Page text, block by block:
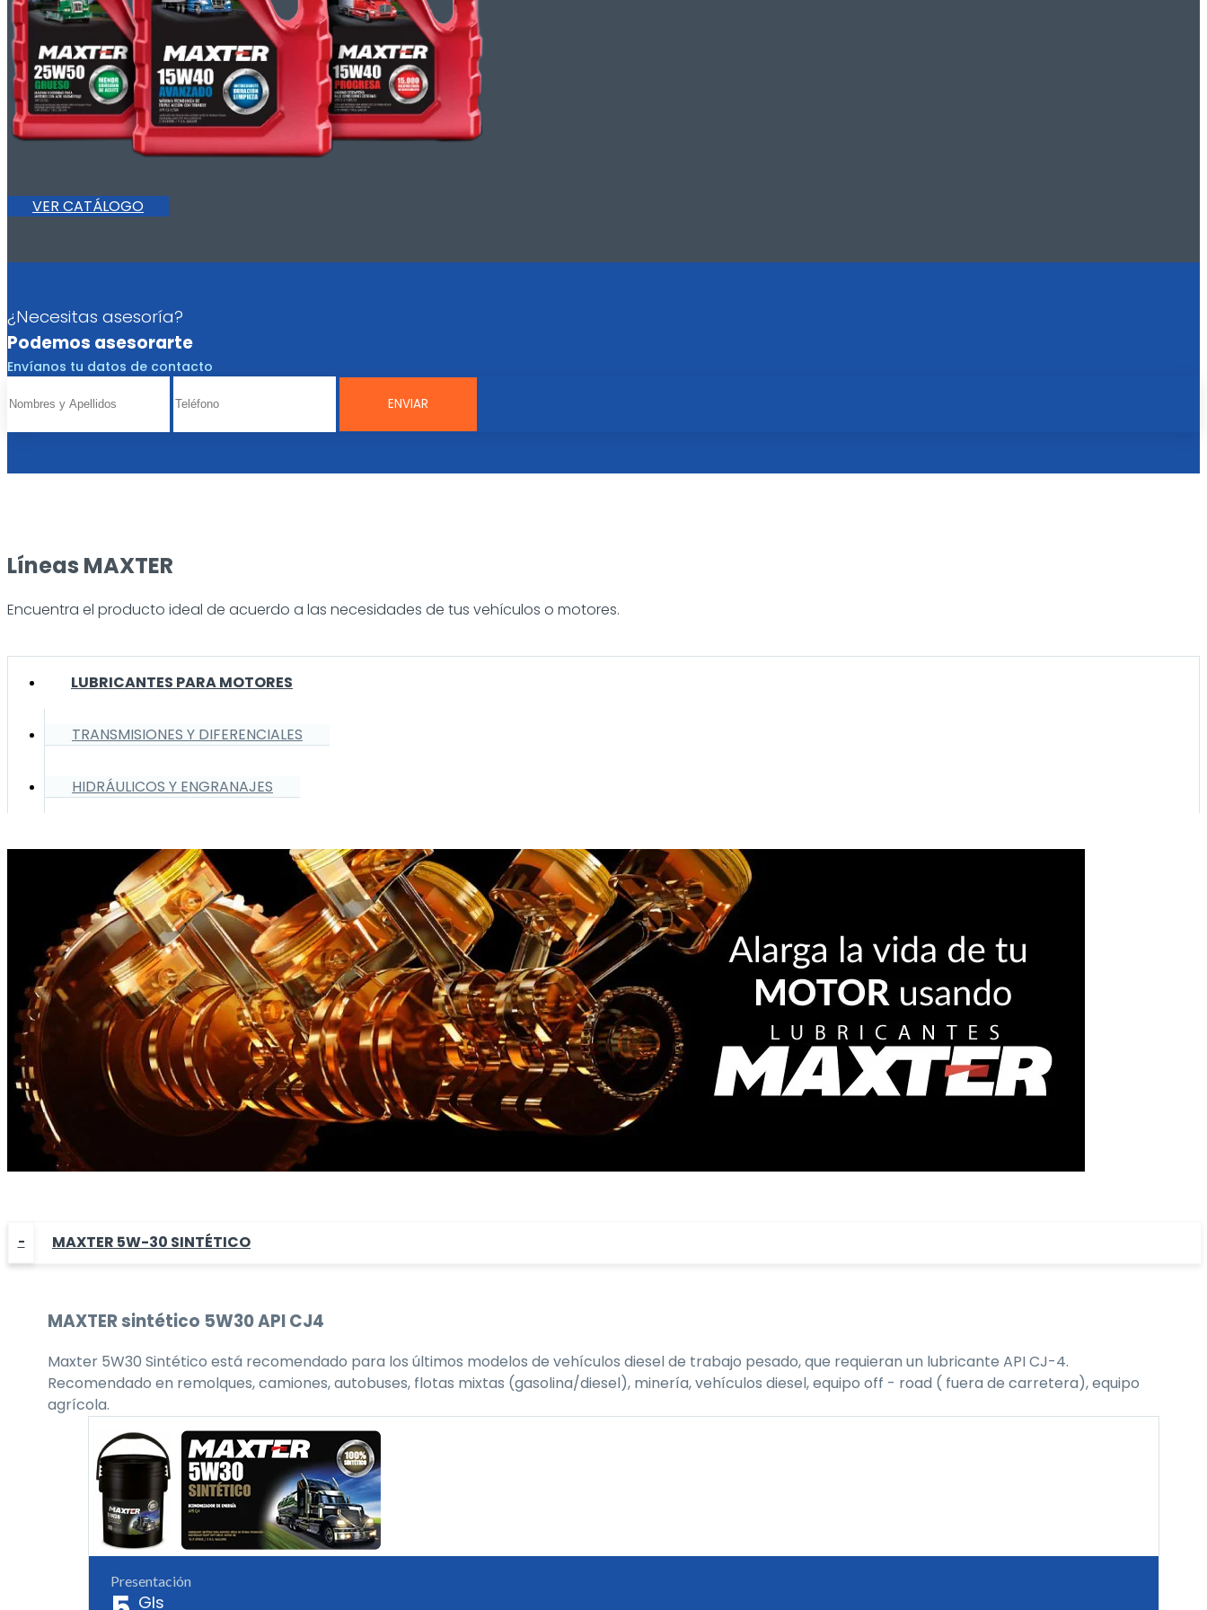
VER CATÁLOGO
¿Necesitas asesoría?
Podemos asesorarte
Envíanos tu datos de contacto
Líneas MAXTER
Encuentra el producto ideal de acuerdo a las necesidades de tus vehículos o motores.
LUBRICANTES PARA MOTORES
TRANSMISIONES Y DIFERENCIALES
HIDRÁULICOS Y ENGRANAJES
MAXTER 5W-30 SINTÉTICO
MAXTERsintético 5W30API CJ4
Maxter 5W30 Sintético está recomendado para los últimos modelos de vehículos diesel de trabajo pesado, que requieran un lubricante API CJ-4.
Recomendado en remolques, camiones, autobuses, flotas mixtas (gasolina/diesel), minería, vehículos diesel, equipo off - road ( fuera de carretera), equipo
agrícola.
Presentación
Gls